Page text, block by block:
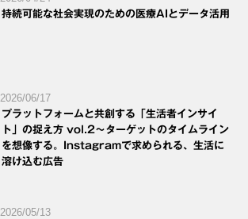
持続可能な社会実現のための医療AIとデータ活用
2026/06/17
プラットフォームと共創する「生活者インサイ
ト」の捉え方 vol.2～ターゲットのタイムライン
を想像する。Instagramで求められる、生活に
溶け込む広告
2026/05/13